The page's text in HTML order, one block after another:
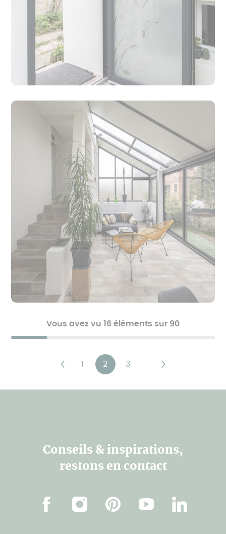
Vous avez vu 16 éléments sur 90
Page
1
Page
2 3 …
page
Conseils & inspirations,
restons en contact
FacebookInstagramPinterestYoutubeLinkedin